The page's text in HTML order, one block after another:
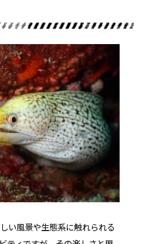
インストア YouTube
い風景や生態系に触れられる